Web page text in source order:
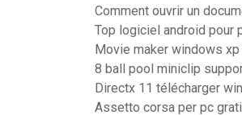
Comment ouvrir un
Top logiciel android pour
Movie maker windows
8 ball pool miniclip
Directx 11 télécharger
Assetto corsa per pc